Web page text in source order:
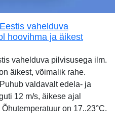
vahelduva
hoovihma ja äikest
vahelduva pilvisusega ilm.
äikest, võimalik rahe.
valdavalt edela- ja
12 m/s, äikese ajal
on 17..23°C.